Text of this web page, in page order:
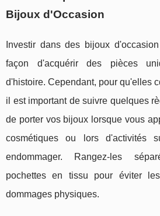
Bijoux d'Occasion
Investir dans des bijoux
façon d'acquérir des pièces
d'histoire. Cependant, pour qu'elles
il est important de suivre quelques
de porter vos bijoux lorsque vous
cosmétiques ou lors d'activités
endommager. Rangez-les
pochettes en tissu pour éviter
dommages physiques.